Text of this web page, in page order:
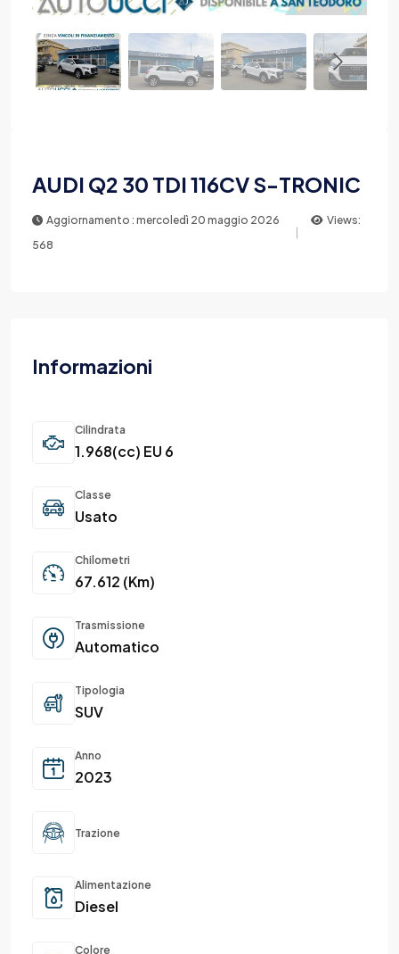
AUDI Q2 30 TDI 116CV S-TRONIC
Aggiornamento : mercoledì 20 maggio 2026
Views:
568
Informazioni
Cilindrata
1.968(cc) EU 6
Classe
Usato
Chilometri
67.612 (Km)
Trasmissione
Automatico
Tipologia
SUV
Anno
2023
Trazione
Alimentazione
Diesel
Colore